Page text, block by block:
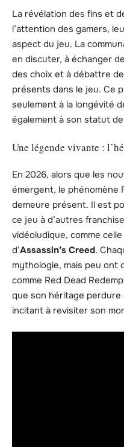
La révélation des fins et
l’attention des gamers,
aspect du jeu. La
en discuter, à échanger
des choix et à débattre
présents dans le jeu. Ce
seulement à la longévité
également à son statut
Une légende vivante :
En 2026, alors que les
émergent, le phénomène
demeure présent. Il est
ce jeu à d’autres
vidéoludique, comme
d’Assassin’s Creed.
mythologie, mais peu
comme Red Dead
que son héritage perdure
incitant à revisiter son